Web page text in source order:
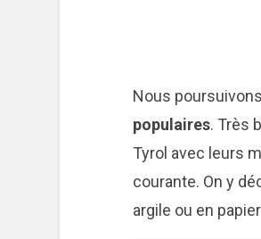
Nous
populaires. Très
Tyrol avec leurs
courante. On y
argile ou en